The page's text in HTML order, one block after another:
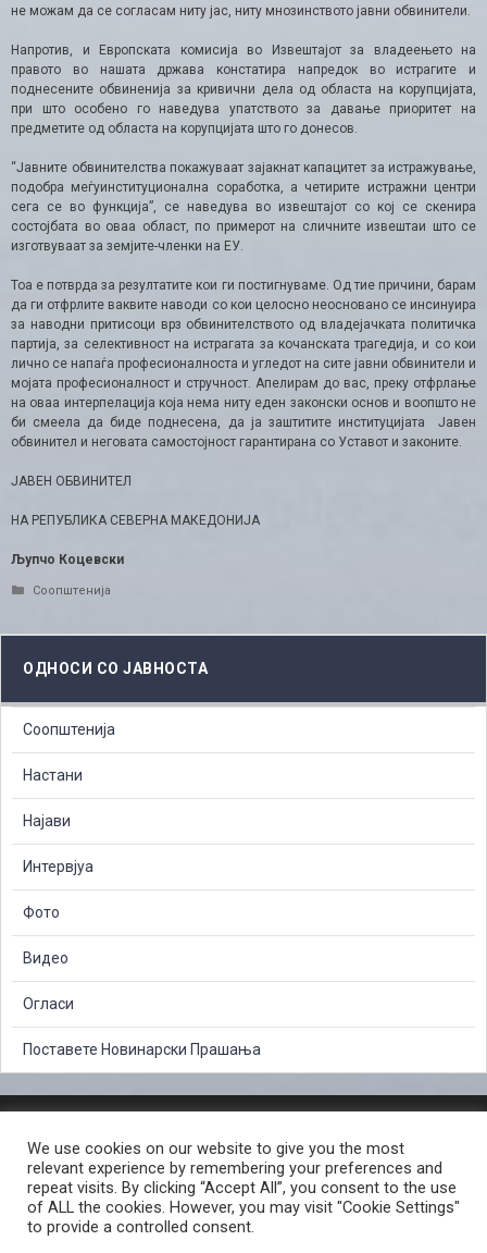
не можам да се согласам ниту јас, ниту мнозинството јавни обвинители.
Напротив, и Европската комисија во Извештајот за владеењето на
правото во нашата држава констатира напредок во истрагите и
поднесените обвиненија за кривични дела од областа на корупцијата,
при што особено го наведува упатството за давање приоритет на
предметите од областа на корупцијата што го донесов.
“Јавните обвинителства покажуваат зајакнат капацитет за истражување,
подобра меѓуинституционална соработка, а четирите истражни центри
сега се во функција”, се наведува во извештајот со кој се скенира
состојбата во оваа област, по примерот на сличните извештаи што се
изготвуваат за земјите-членки на ЕУ.
Тоа е потврда за резултатите кои ги постигнуваме. Од тие причини, барам
да ги отфрлите ваквите наводи со кои целосно неосновано се инсинуира
за наводни притисоци врз обвинителството од владејачката политичка
партија, за селективност на истрагата за кочанската трагедија, и со кои
лично се напаѓа професионалноста и угледот на сите јавни обвинители и
мојата професионалност и стручност. Апелирам до вас, преку отфрлање
на оваа интерпелација која нема ниту еден законски основ и воопшто не
би смеела да биде поднесена, да ја заштитите институцијата Јавен
обвинител и неговата самостојност гарантирана со Уставот и законите.
ЈАВЕН ОБВИНИТЕЛ
НА РЕПУБЛИКА СЕВЕРНА МАКЕДОНИЈА
Љупчо Коцевски
Categories
Соопштенија
ОДНОСИ СО ЈАВНОСТА
Соопштенија
Настани
Најави
Интервјуа
Фото
Видео
Огласи
Поставете Новинарски Прашања
СЛОБОДЕН ПРИСТАП ДО ИНФОРМАЦИИ ОД ЈАВЕН КАРАКТЕР
ПОСТАПКА ЗА ПРИЈАВА НА КРИВИЧНО ДЕЛО
КОРИСНИ ЛИНКОВИ
ПОЛИТИКА ЗА ПРИВАТНОСТ ВЕБ СТРАНИЦА
We use cookies on our website to give you the most
relevant experience by remembering your preferences and
repeat visits. By clicking “Accept All”, you consent to the use
of ALL the cookies. However, you may visit "Cookie Settings"
to provide a controlled consent.